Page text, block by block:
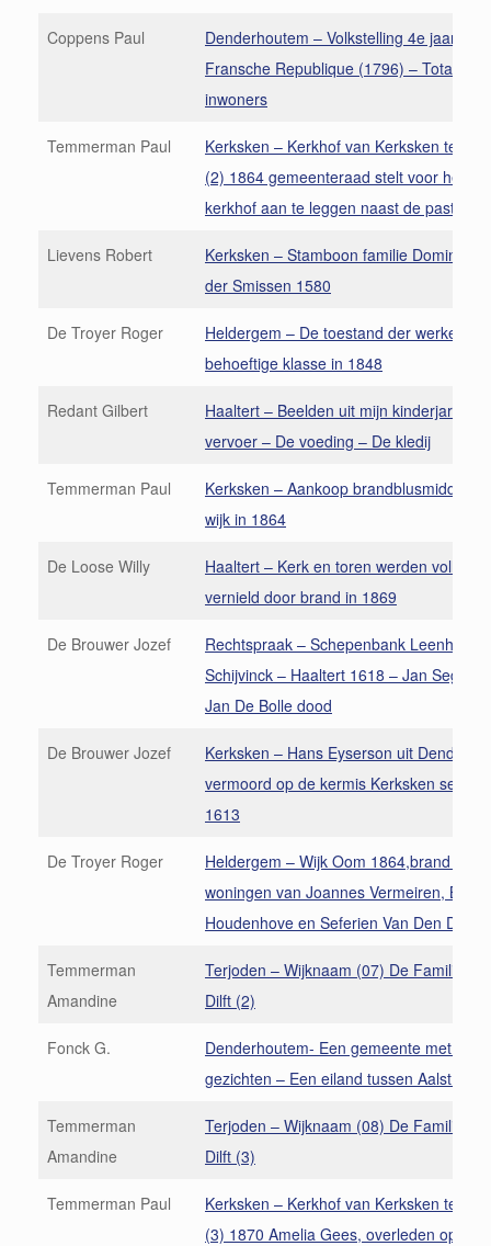
Coppens Paul
Denderhoutem – Volkstelling 4e jaar der
Fransche Republique (1796) – Totaal
inwoners
Temmerman Paul
Kerksken – Kerkhof van Kerksken te
(2) 1864 gemeenteraad stelt voor het
kerkhof aan te leggen naast de
Lievens Robert
Kerksken – Stamboon familie Dominicus
der Smissen 1580
De Troyer Roger
Heldergem – De toestand der werkende
behoeftige klasse in 1848
Redant Gilbert
Haaltert – Beelden uit mijn kinderjaren
vervoer – De voeding – De kledij
Temmerman Paul
Kerksken – Aankoop brandblusmiddelen
wijk in 1864
De Loose Willy
Haaltert – Kerk en toren werden volledig
vernield door brand in 1869
De Brouwer Jozef
Rechtspraak – Schepenbank Leenhof de
Schijvinck – Haaltert 1618 – Jan
Jan De Bolle dood
De Brouwer Jozef
Kerksken – Hans Eyserson uit
vermoord op de kermis Kerksken
1613
De Troyer Roger
Heldergem – Wijk Oom 1864,brand
woningen van Joannes Vermeiren,
Houdenhove en Seferien Van Den
Temmerman
Amandine
Terjoden – Wijknaam (07) De Familie
Dilft (2)
Fonck G.
Denderhoutem- Een gemeente met twee
gezichten – Een eiland tussen Aalst en
Temmerman
Amandine
Terjoden – Wijknaam (08) De Familie
Dilft (3)
Temmerman Paul
Kerksken – Kerkhof van Kerksken te
(3) 1870 Amelia Gees, overleden op 18